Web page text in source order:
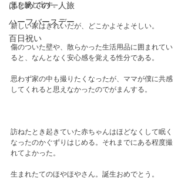
はじめての一人旅
ハーフバースデー
百日祝い
気を醸し出す。
新しい家はきれいだが、どこかよそよそしい。
傷のついた壁や、散らかった生活用品に囲まれてい
ると、なんとなく安心感を覚える性分である。
思わず家の中も撮りたくなったが、ママが僕に共感
してくれると思えなかったのでがまんする。
訪ねたとき起きていた赤ちゃんはほどなくして眠く
なったのかぐずりはじめる。それまでにある程度撮
れてよかった。
生まれたてのほやほやさん。誕生おめでとう。